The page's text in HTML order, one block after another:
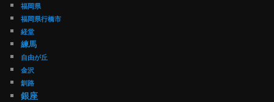
福岡県
福岡県行橋市
経堂
練馬
自由が丘
金沢
釧路
銀座